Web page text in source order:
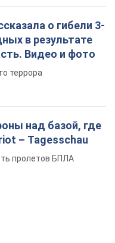
о гибели 3-
в результате
Видео и фото
террора
над базой, где
– Tagesschau
пролетов БПЛА